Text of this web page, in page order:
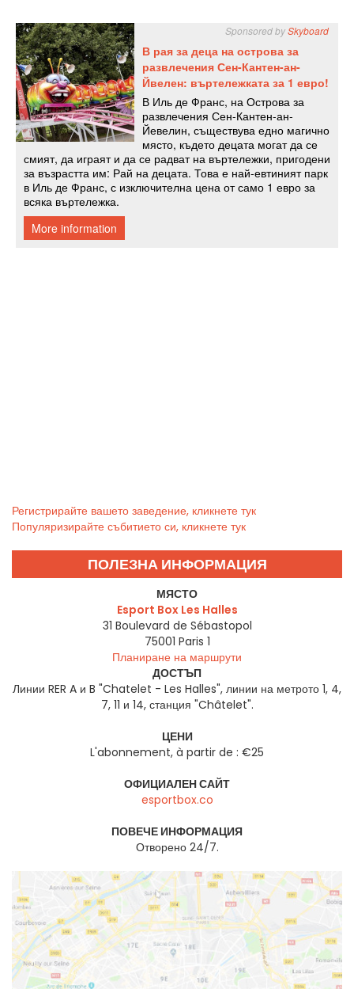
Регистрирайте вашето заведение, кликнете тук
Популяризирайте събитието си, кликнете тук
ПОЛЕЗНА ИНФОРМАЦИЯ
МЯСТО
Esport Box Les Halles
31 Boulevard de Sébastopol
75001 Paris 1
Планиране на маршрути
ДОСТЪП
Линии RER A и B "Chatelet - Les Halles", линии на метрото 1, 4,
7, 11 и 14, станция "Châtelet".
ЦЕНИ
L'abonnement, à partir de : €25
ОФИЦИАЛЕН САЙТ
esportbox.co
ПОВЕЧЕ ИНФОРМАЦИЯ
Отворено 24/7.